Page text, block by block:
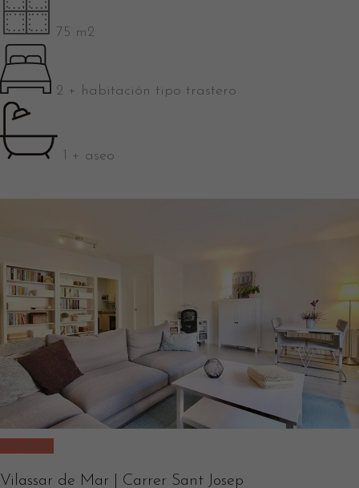
75 m2
2 + habitación tipo trastero
1 + aseo
Vendido
Vilassar de Mar | Carrer Sant Josep